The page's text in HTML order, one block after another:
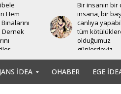
Hem
Dernek
Bir insanın bir
insana, bir
canlıya
tüm
olduğumuz
günlerdeyiz.
İDEA OHABER EGE